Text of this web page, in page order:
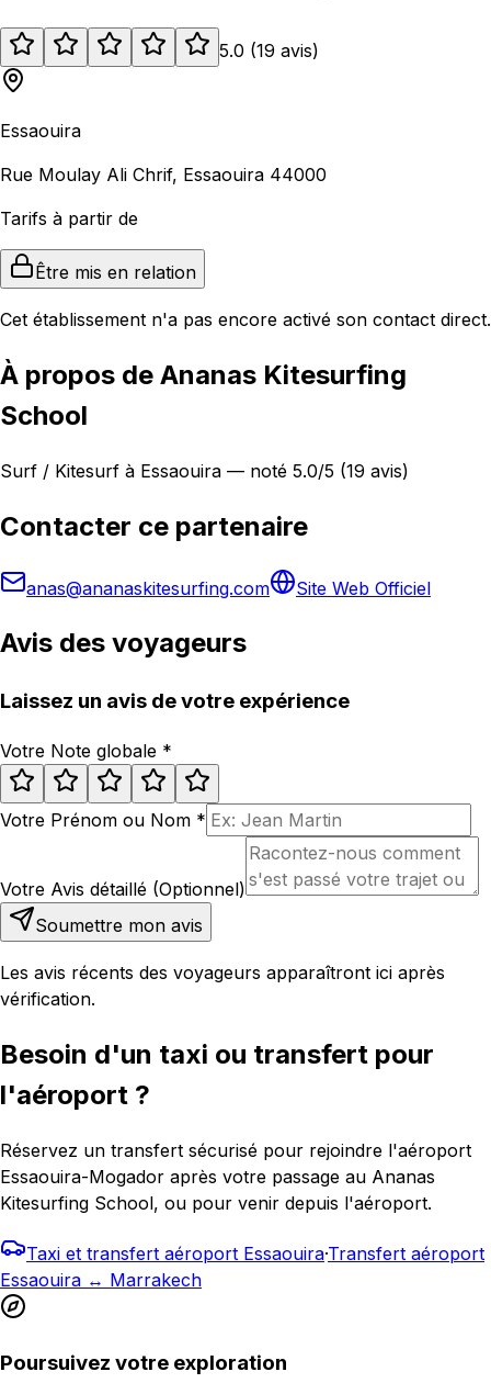
5.0 (19 avis)
Essaouira
Rue Moulay Ali Chrif, Essaouira 44000
Tarifs à partir de
Être mis en relation
Cet établissement n'a pas encore activé son contact direct.
À propos de Ananas Kitesurfing
School
Surf / Kitesurf à Essaouira — noté 5.0/5 (19 avis)
Contacter ce partenaire
anas@ananaskitesurfing.com Site Web Officiel
Avis des voyageurs
Laissez un avis de votre expérience
Votre Note globale *
Votre Prénom ou Nom *
Votre Avis détaillé (Optionnel)
Soumettre mon avis
Les avis récents des voyageurs apparaîtront ici après
vérification.
Besoin d'un taxi ou transfert pour
l'aéroport ?
Réservez un transfert sécurisé pour rejoindre l'aéroport
Essaouira-Mogador après votre passage au Ananas
Kitesurfing School, ou pour venir depuis l'aéroport.
Taxi et transfert aéroport Essaouira·Transfert aéroport
Essaouira ↔ Marrakech
Poursuivez votre exploration